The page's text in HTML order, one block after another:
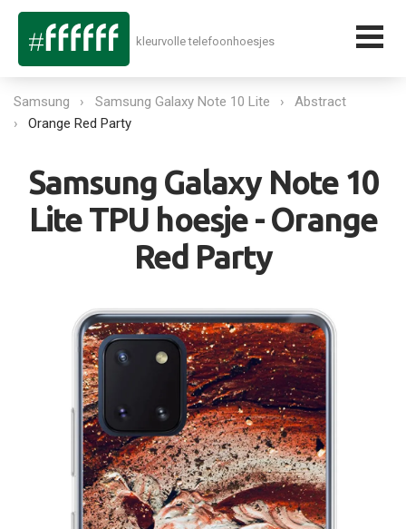
kleurvolle telefoonhoesjes
Samsung Samsung Galaxy Note 10 Lite
Abstract
Orange Red Party
Samsung Galaxy Note 10
Lite TPU hoesje - Orange
Red Party